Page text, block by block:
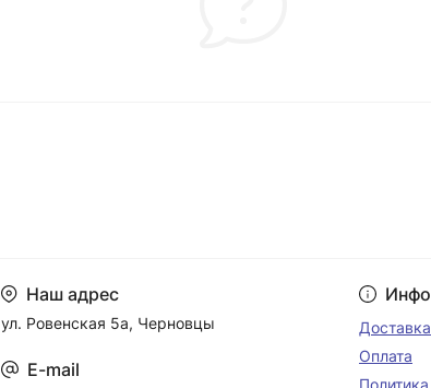
Наш адрес
ул. Ровенская 5а, Черновцы
E-mail
Доставка
Оплата